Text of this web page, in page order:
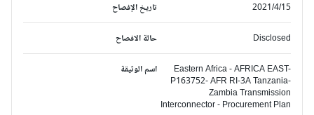
تاريخ الإفصاح 2021/4/15
حالة الافصاح Disclosed
اسم الوثيقة
Eastern Africa - AFRICA EAST-
P163752- AFR RI-3A Tanzania-
Zambia Transmission
Interconnector - Procurement Plan